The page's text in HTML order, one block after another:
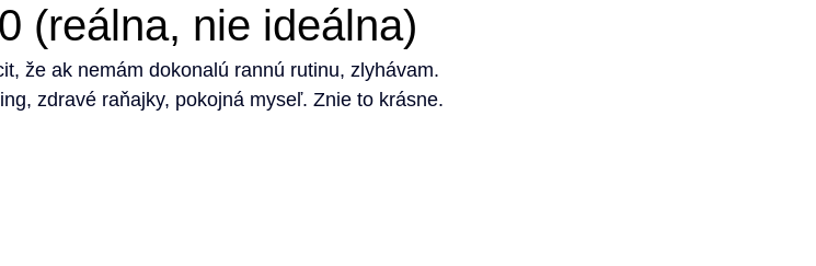
(reálna, nie ideálna)
že ak nemám dokonalú rannú rutinu, zlyhávam.
zdravé raňajky, pokojná myseľ. Znie to krásne.